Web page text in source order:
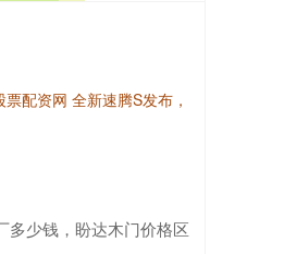
票配资网 全新速腾S发布，
多少钱，盼达木门价格区